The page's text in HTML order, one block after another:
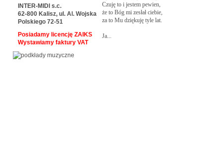
Czuję to i jestem pewien,
że to Bóg mi zesłał ciebie,
za to Mu dziękuję tyle lat.
Ja...
INTER-MIDI s.c.
62-800 Kalisz, ul. Al. Wojska
Polskiego 72-51
Posiadamy licencję ZAIKS
Wystawiamy faktury VAT